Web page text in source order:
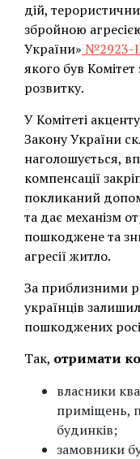
дій,
збройною
України» №2923-
якого був
розвитку.
У Комітеті
Закону України
наголошується,
компенсації
покликаний
та дає механізм
пошкоджене та
агресії житло.
За приблизними
українців
пошкоджених
Так, отримати
власники
приміщень,
будинків;
замовники